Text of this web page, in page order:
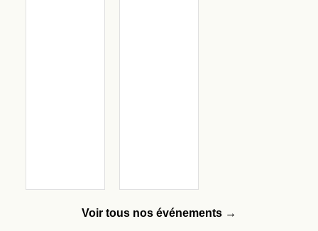
Voir tous nos événements →